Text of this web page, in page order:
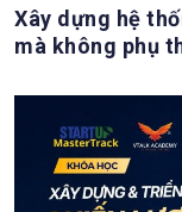
Xây dựng hệ
mà không phụ